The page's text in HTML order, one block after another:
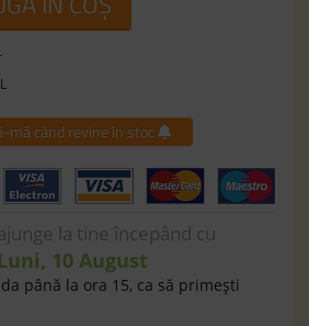
mă când revine în stoc
la tine începând cu
Luni, 10 August
până la ora 15, ca să primeşti